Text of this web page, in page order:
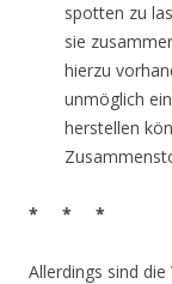
spotten zu
sie
hierzu
unmöglich
herstellen
* * *
Allerdings sind